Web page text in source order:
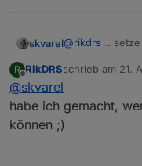
skvarel@rikdrs ..
Ich werte im
Danach bitte
R
Offline
RikDRSschrieb am 21.
zuletzt editiert
@skvarel
habe ich gemacht,
können ;)